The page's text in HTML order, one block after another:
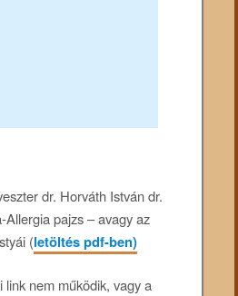
dr. Horváth István dr.
Allergia pajzs – avagy az
(letöltés pdf-ben)
link nem működik, vagy a